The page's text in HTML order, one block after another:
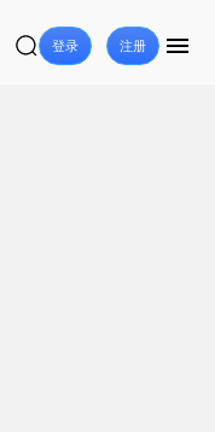
登录 注册